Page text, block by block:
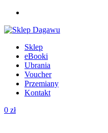
Sklep
eBooki
Ubrania
Voucher
Przemiany
Kontakt
0 zł